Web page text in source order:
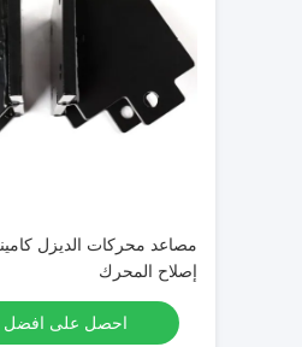
مصاعد محركات الديزل
إصلاح المحرك
احصل على افضل